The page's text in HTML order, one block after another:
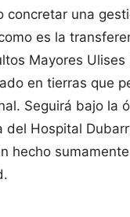
concretar una
es la
Mayores Ulises
en tierras que
Seguirá bajo la
del Hospital
hecho